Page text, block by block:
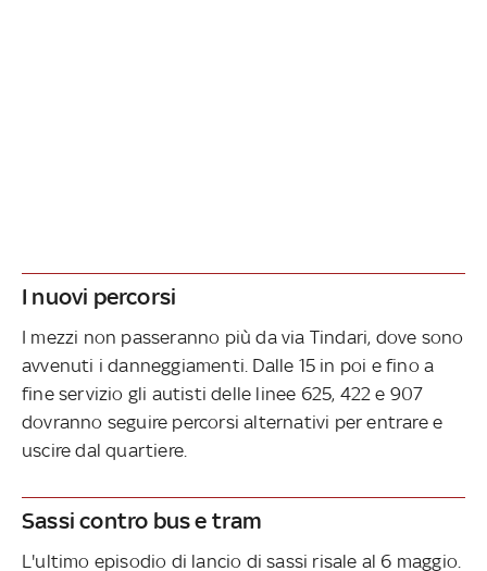
I nuovi percorsi
I mezzi non passeranno più da via Tindari, dove sono
avvenuti i danneggiamenti. Dalle 15 in poi e fino a
fine servizio gli autisti delle linee 625, 422 e 907
dovranno seguire percorsi alternativi per entrare e
uscire dal quartiere.
Sassi contro bus e tram
L'ultimo episodio di lancio di sassi risale al 6 maggio.